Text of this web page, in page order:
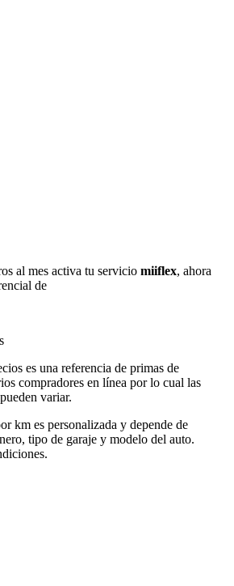
al mes activa tu servicio miiflex, ahora
de
es una referencia de primas de
compradores en línea por lo cual las
variar.
km es personalizada y depende de
tipo de garaje y modelo del auto.